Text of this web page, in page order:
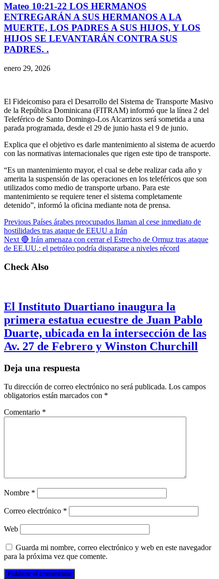
Mateo 10:21-22 LOS HERMANOS
ENTREGARÁN A SUS HERMANOS A LA
MUERTE, LOS PADRES A SUS HIJOS, Y LOS
HIJOS SE LEVANTARÁN CONTRA SUS
PADRES. .
enero 29, 2026
El Fideicomiso para el Desarrollo del Sistema de Transporte Masivo
de la República Dominicana (FITRAM) informó que la línea 2 del
Teleférico de Santo Domingo-Los Alcarrizos será sometida a una
parada programada, desde el 29 de junio hasta el 9 de junio.
Explica que el objetivo es darle mantenimiento al sistema de acuerdo
con las normativas internacionales que rigen este tipo de transporte.
“Es un mantenimiento mayor, el cual se debe realizar cada año y
amerita la suspensión de las operaciones en los teleféricos que son
utilizados como medio de transporte urbano. Para este
mantenimiento se requiere tener el sistema completamente
detenido”, informó la oficina mediante nota de prensa.
Previous Países árabes preocupados llaman al cese inmediato de
hostilidades tras ataque de EEUU a Irán
Next 🔴 Irán amenaza con cerrar el Estrecho de Ormuz tras ataque
de EE.UU.: el petróleo podría dispararse a niveles récord
Check Also
El Instituto Duartiano inaugura la
primera estatua ecuestre de Juan Pablo
Duarte, ubicada en la intersección de las
Av. 27 de Febrero y Winston Churchill
Deja una respuesta
Tu dirección de correo electrónico no será publicada. Los campos
obligatorios están marcados con *
Comentario *
Nombre *
Correo electrónico *
Web
Guarda mi nombre, correo electrónico y web en este navegador
para la próxima vez que comente.